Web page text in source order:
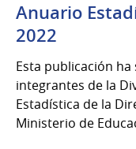
Anuario
2022
Esta publicación
integrantes de la
Estadística de la
Ministerio de